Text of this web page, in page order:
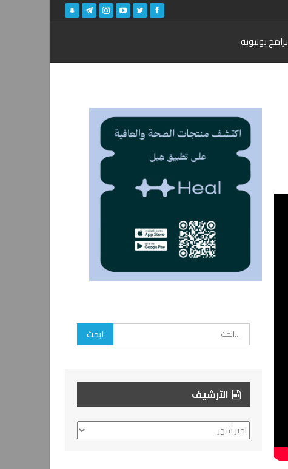
برامج يوتيوبة
الأرشيف
الأرشيف